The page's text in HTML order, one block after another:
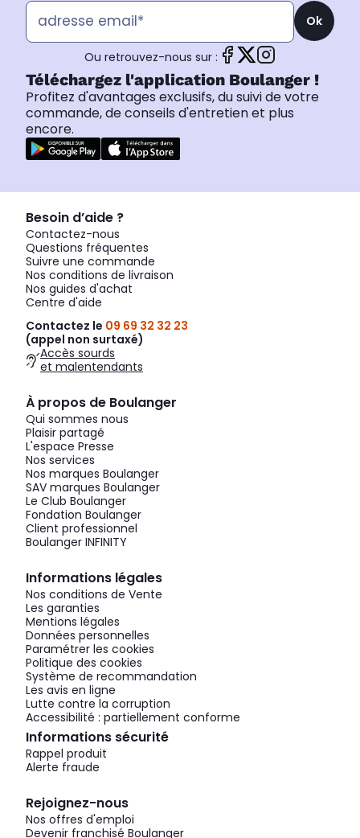
Ok
Ou retrouvez-nous sur :
Téléchargez l'application Boulanger !
Profitez d'avantages exclusifs, du suivi de votre
commande, de conseils d'entretien et plus
encore.
Besoin d’aide ?
Contactez-nous
Questions fréquentes
Suivre une commande
Nos conditions de livraison
Nos guides d'achat
Centre d'aide
Contactez le 09 69 32 32 23
(appel non surtaxé)
Accès sourds
et malentendants
À propos de Boulanger
Qui sommes nous
Plaisir partagé
L'espace Presse
Nos services
Nos marques Boulanger
SAV marques Boulanger
Le Club Boulanger
Fondation Boulanger
Client professionnel
Boulanger INFINITY
Informations légales
Nos conditions de Vente
Les garanties
Mentions légales
Données personnelles
Paramétrer les cookies
Politique des cookies
Système de recommandation
Les avis en ligne
Lutte contre la corruption
Accessibilité : partiellement conforme
Informations sécurité
Rappel produit
Alerte fraude
Rejoignez-nous
Nos offres d'emploi
Devenir franchisé Boulanger